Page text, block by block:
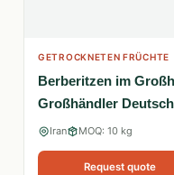
GETROCKNETEN FRÜCHTE
Berberitzen im
Großhändler
Iran MOQ: 10 kg
Request quote